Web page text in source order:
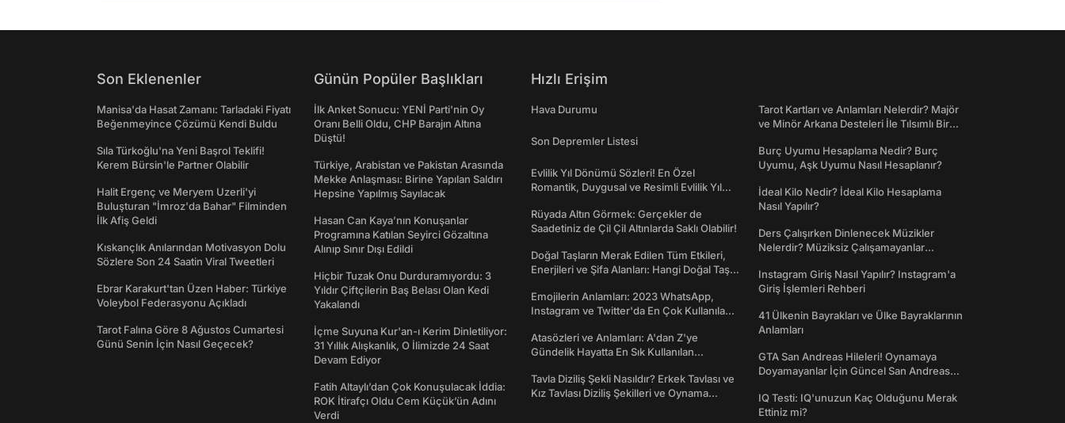
Son Eklenenler
Manisa'da Hasat Zamanı: Tarladaki Fiyatı
Beğenmeyince Çözümü Kendi Buldu
Sıla Türkoğlu'na Yeni Başrol Teklifi!
Kerem Bürsin'le Partner Olabilir
Halit Ergenç ve Meryem Uzerli'yi
Buluşturan "İmroz'da Bahar" Filminden
İlk Afiş Geldi
Kıskançlık Anılarından Motivasyon Dolu
Sözlere Son 24 Saatin Viral Tweetleri
Ebrar Karakurt'tan Üzen Haber: Türkiye
Voleybol Federasyonu Açıkladı
Tarot Falına Göre 8 Ağustos Cumartesi
Günü Senin İçin Nasıl Geçecek?
Günün Popüler Başlıkları
İlk Anket Sonucu: YENİ Parti'nin Oy
Oranı Belli Oldu, CHP Barajın Altına
Düştü!
Türkiye, Arabistan ve Pakistan Arasında
Mekke Anlaşması: Birine Yapılan Saldırı
Hepsine Yapılmış Sayılacak
Hasan Can Kaya’nın Konuşanlar
Programına Katılan Seyirci Gözaltına
Alınıp Sınır Dışı Edildi
Hiçbir Tuzak Onu Durduramıyordu: 3
Yıldır Çiftçilerin Baş Belası Olan Kedi
Yakalandı
İçme Suyuna Kur'an-ı Kerim Dinletiliyor:
31 Yıllık Alışkanlık, O İlimizde 24 Saat
Devam Ediyor
Fatih Altaylı’dan Çok Konuşulacak İddia:
ROK İtirafçı Oldu Cem Küçük’ün Adını
Verdi
Hızlı Erişim
Hava Durumu
Son Depremler Listesi
Evlilik Yıl Dönümü Sözleri! En Özel
Romantik, Duygusal ve Resimli Evlilik Yıl
Rüyada Altın Görmek: Gerçekler de
Saadetiniz de Çil Çil Altınlarda Saklı Olabilir!
Doğal Taşların Merak Edilen Tüm Etkileri,
Enerjileri ve Şifa Alanları: Hangi Doğal Taş
Emojilerin Anlamları: 2023 WhatsApp,
Instagram ve Twitter'da En Çok Kullanılan
Atasözleri ve Anlamları: A'dan Z'ye
Gündelik Hayatta En Sık Kullanılan
Tavla Diziliş Şekli Nasıldır? Erkek Tavlası ve
Kız Tavlası Diziliş Şekilleri ve Oynama
Tarot Kartları ve Anlamları Nelerdir? Majör
ve Minör Arkana Desteleri İle Tılsımlı Bir
Burç Uyumu Hesaplama Nedir? Burç
Uyumu, Aşk Uyumu Nasıl Hesaplanır?
İdeal Kilo Nedir? İdeal Kilo Hesaplama
Nasıl Yapılır?
Ders Çalışırken Dinlenecek Müzikler
Nelerdir? Müziksiz Çalışamayanlar
Instagram Giriş Nasıl Yapılır? Instagram'a
Giriş İşlemleri Rehberi
41 Ülkenin Bayrakları ve Ülke Bayraklarının
Anlamları
GTA San Andreas Hileleri! Oynamaya
Doyamayanlar İçin Güncel San Andreas
IQ Testi: IQ'unuzun Kaç Olduğunu Merak
Ettiniz mi?